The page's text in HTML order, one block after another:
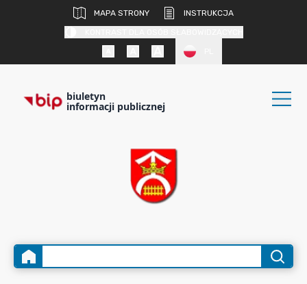
MAPA STRONY
INSTRUKCJA
biuletyn
informacji publicznej